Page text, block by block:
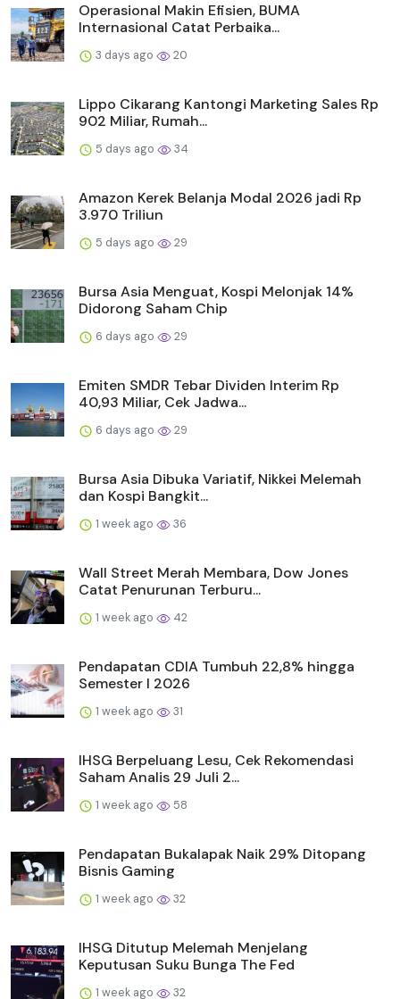
Operasional Makin Efisien, BUMA
Internasional Catat Perbaika...
3 days ago 20
Lippo Cikarang Kantongi Marketing Sales Rp
902 Miliar, Rumah...
5 days ago 34
Amazon Kerek Belanja Modal 2026 jadi Rp
3.970 Triliun
5 days ago 29
Bursa Asia Menguat, Kospi Melonjak 14%
Didorong Saham Chip
6 days ago 29
Emiten SMDR Tebar Dividen Interim Rp
40,93 Miliar, Cek Jadwa...
6 days ago 29
Bursa Asia Dibuka Variatif, Nikkei Melemah
dan Kospi Bangkit...
1 week ago 36
Wall Street Merah Membara, Dow Jones
Catat Penurunan Terburu...
1 week ago 42
Pendapatan CDIA Tumbuh 22,8% hingga
Semester I 2026
1 week ago 31
IHSG Berpeluang Lesu, Cek Rekomendasi
Saham Analis 29 Juli 2...
1 week ago 58
Pendapatan Bukalapak Naik 29% Ditopang
Bisnis Gaming
1 week ago 32
IHSG Ditutup Melemah Menjelang
Keputusan Suku Bunga The Fed
1 week ago 32